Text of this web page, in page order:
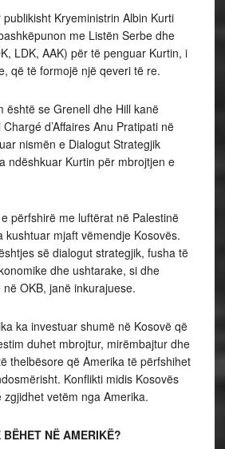
Kryeministrin Albin Kurti
me Listën Serbe dhe
LDK, AAK) për të penguar Kurtin, i
që të formojë një qeveri të re.
është se Grenell dhe Hill kanë
d’Affaires Anu Pratipati në
nismën e Dialogut Strategjik
ndëshkuar Kurtin për mbrojtjen e
përfshirë me luftërat në Palestinë
kushtuar mjaft vëmendje Kosovës.
së dialogut strategjik, fusha të
dhe ushtarake, si dhe
OKB, janë inkurajuese.
ka investuar shumë në Kosovë që
duhet mbrojtur, mirëmbajtur dhe
thelbësore që Amerika të përfshihet
Konflikti midis Kosovës
vetëm nga Amerika.
NË AMERIKË?